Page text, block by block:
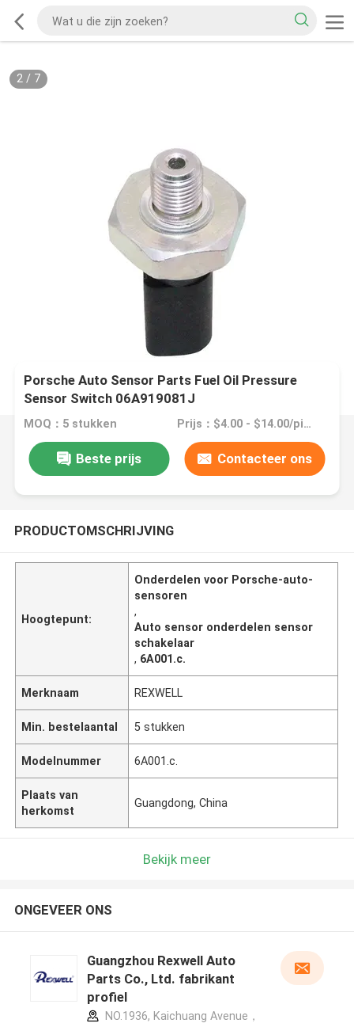
2/ 7
Porsche Auto Sensor Parts Fuel Oil Pressure
Sensor Switch 06A919081J
MOQ：5 stukken Prijs：$4.00 - $14.00/pieces
Beste prijs Contacteer ons
PRODUCTOMSCHRIJVING
Hoogtepunt:
Onderdelen voor Porsche-auto-
sensoren
,
Auto sensor onderdelen sensor
schakelaar
, 6A001.c.
Merknaam REXWELL
Min. bestelaantal 5 stukken
Modelnummer 6A001.c.
Plaats van
herkomst
Guangdong, China
Bekijk meer
ONGEVEER ONS
Guangzhou Rexwell Auto
Parts Co., Ltd. fabrikant
profiel
NO.1936, Kaichuang Avenue，